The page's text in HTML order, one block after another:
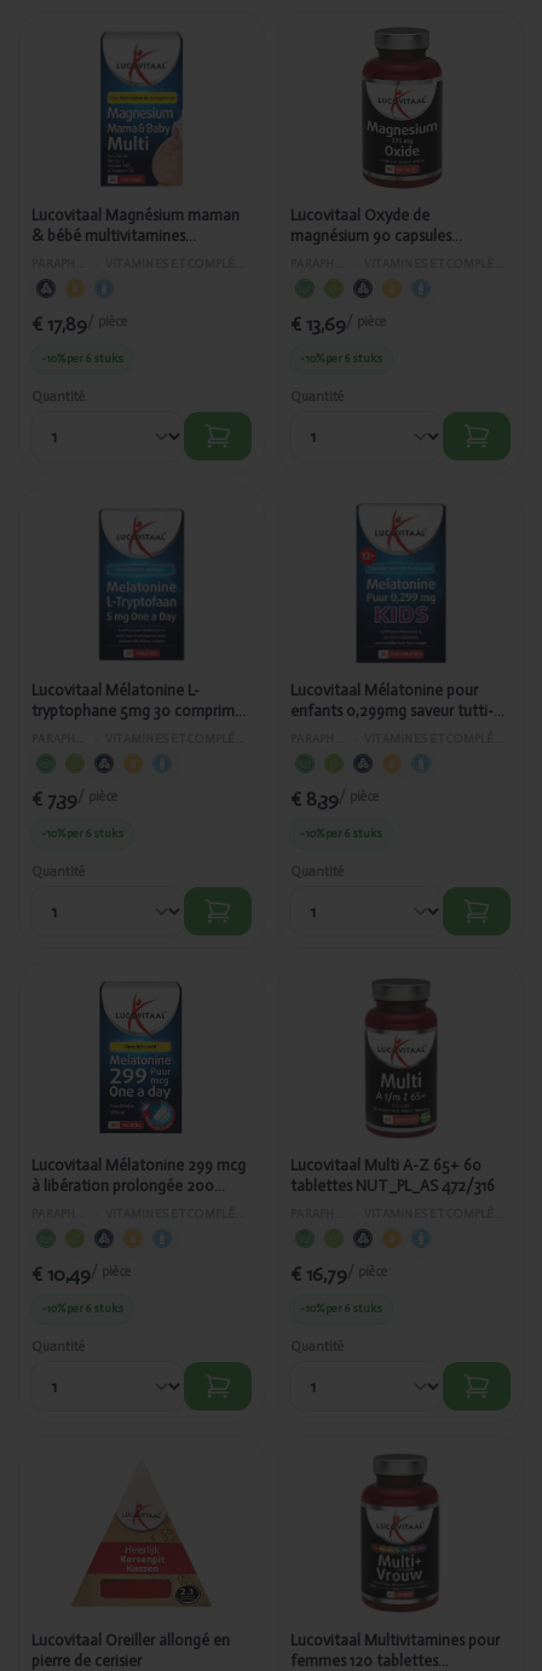
Ajouté
Lucovitaal
Magnésium
maman & bébé
multivitamines
grossesse 30
capsules
NUT_PL_AS
472/421
Lucovitaal Magnésium maman
& bébé multivitamines
NUT_PL_AS 472/421
€ 17,89/ pièce
-10%per 6 stuks
Quantité
Lucovitaal
Oxyde de
magnésium
90 capsules
NUT472/471
Lucovitaal Oxyde de
magnésium 90 capsules
€ 13,69/ pièce
-10%per 6 stuks
Quantité
Lucovitaal
Mélatonine L-
tryptophane
5mg 30
comprimés
NUT_AS
Lucovitaal Mélatonine L-
tryptophane 5mg 30 comprimés
€ 7,39/ pièce
-10%per 6 stuks
Quantité
Lucovitaal
Mélatonine
pour enfants
0,299mg
saveur tutti-
frutti 30
AS472/241
Lucovitaal Mélatonine pour
enfants 0,299mg saveur tutti-
€ 8,39/ pièce
-10%per 6 stuks
Quantité
Ajouté
Lucovitaal
Mélatonine
299 mcg à
libération
prolongée
200 capsules
AS472/349
Lucovitaal Mélatonine 299 mcg
à libération prolongée 200
€ 10,49/ pièce
-10%per 6 stuks
Quantité
Lucovitaal
Multi A-Z 65+
60 tablettes
NUT_PL_AS
Lucovitaal Multi A-Z 65+ 60
tablettes NUT_PL_AS 472/316
€ 16,79/ pièce
-10%per 6 stuks
Quantité
allongé en
pierre de
cerisier
Lucovitaal Oreiller allongé en
pierre de cerisier
Lucovitaal
Multivitamines
pour femmes
120 tablettes
NUT_PL_AS
472/424
Lucovitaal Multivitamines pour
femmes 120 tablettes